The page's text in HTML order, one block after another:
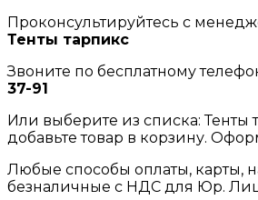
Проконсультируйтесь с
Тенты тарпикс
Звоните по бесплатному
37-91
Или выберите из списка: Тенты
добавьте товар в корзину.
Любые способы оплаты, карты,
безналичные с НДС для Юр.